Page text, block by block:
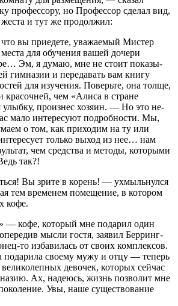
профессору, но Профессор сделал вид,
жеста и тут же продолжил:
вы приедете, уважаемый Мистер
для обучения вашей дочери
Эм, я думаю, мне не стоит показы­
гимназии и передавать вам книгу
для изучения. Поверьте, она тол­ще,
чем «Алиса в стране
произнес хозяин. — Но это не­
мало интересуют подробности. Мы,
о том, как приходим на ту или
только выход из нее… нам
чем средства и методы, кото­рыми
так?!
Вы зрите в корень! — ухмыль­нулся
тем временем помещение, в котором
кофе.
кофе, который мне подарил один
мысли гостя, заявил Берринг­
то избавилась от своих комплек­сов.
подарила своему мужу и отцу — теперь
девочек, которых сейчас
Ах, надеюсь, жизнь по­зволит мне
Увы, наше су­ществование